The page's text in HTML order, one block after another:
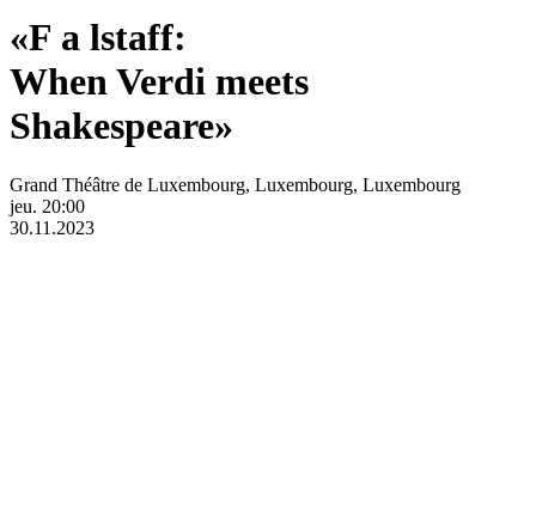
«F a lstaff:
When Verdi meets
Shakespeare»
Grand Théâtre de Luxembourg, Luxembourg, Luxembourg
jeu. 20:00
30.11.2023